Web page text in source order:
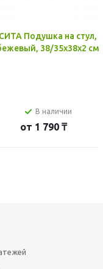
СИТА Подушка на стул,
38/35x38x2 см
В наличии
от 1 790 ₸